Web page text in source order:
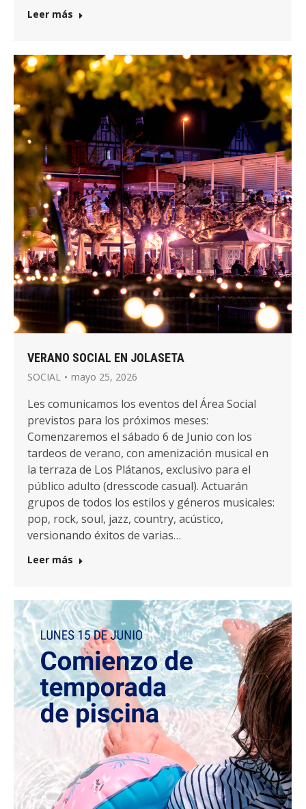
Leer más
VERANO SOCIAL EN JOLASETA
SOCIAL mayo 25, 2026
Les comunicamos los eventos del Área Social
previstos para los próximos meses:
Comenzaremos el sábado 6 de Junio con los
tardeos de verano, con amenización musical en
la terraza de Los Plátanos, exclusivo para el
público adulto (dresscode casual). Actuarán
grupos de todos los estilos y géneros musicales:
pop, rock, soul, jazz, country, acústico,
versionando éxitos de varias…
Leer más